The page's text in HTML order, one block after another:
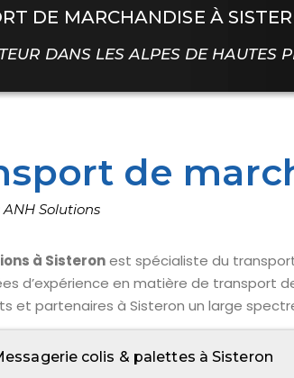
DE MARCHANDISE À
DANS LES ALPES DE HAUTES
de
Solutions
à Sisteronest spécialiste du
d’expérience en matière de transport
et partenaires à Sisteron un large
colis & palettes à Sisteron